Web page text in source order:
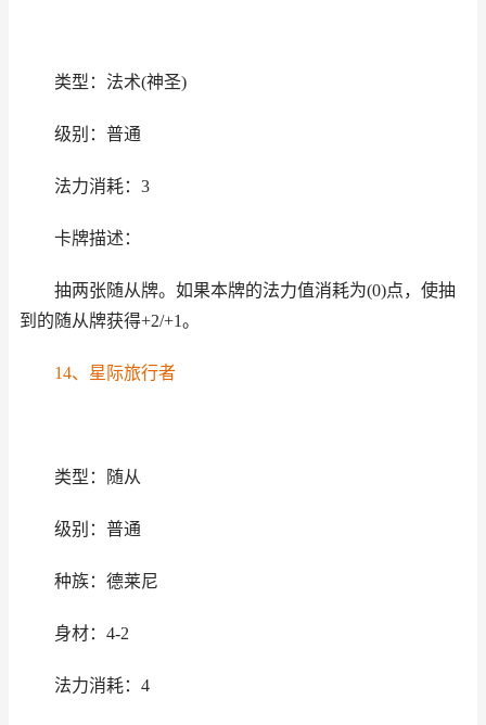
类型：法术(神圣)
级别：普通
法力消耗：3
卡牌描述：
抽两张随从牌。如果本牌的法力值消耗为(0)点，使抽
到的随从牌获得+2/+1。
14、星际旅行者
类型：随从
级别：普通
种族：德莱尼
身材：4-2
法力消耗：4